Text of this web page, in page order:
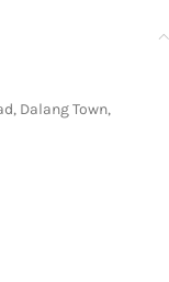
Dalang Town,